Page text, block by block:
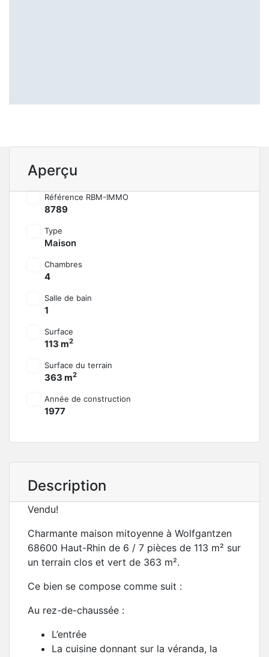
Aperçu
Référence RBM-IMMO
8789
Type
Maison
Chambres
4
Salle de bain
1
Surface
113 m2
Surface du terrain
363 m2
Année de construction
1977
Description
Vendu!
Charmante maison mitoyenne à Wolfgantzen
68600 Haut-Rhin de 6 / 7 pièces de 113 m² sur
un terrain clos et vert de 363 m².
Ce bien se compose comme suit :
Au rez-de-chaussée :
L’entrée
La cuisine donnant sur la véranda, la